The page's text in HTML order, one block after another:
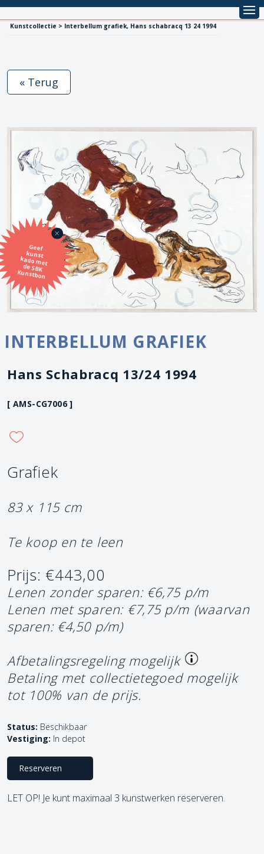
Kunstcollectie > Interbellum grafiek, Hans schabracq 13 24 1994
Geef
kunst
kado met
de SBK
Kunstbon
« Terug
INTERBELLUM GRAFIEK
Hans Schabracq 13/24 1994
[ AMS-CG7006 ]
Grafiek
83 x 115 cm
Te koop en te leen
Prijs: €443,00
Lenen zonder sparen: €6,75 p/m
Lenen met sparen: €7,75 p/m (waarvan
sparen: €4,50 p/m)
Afbetalingsregeling mogelijk
Betaling met collectietegoed mogelijk
tot 100% van de prijs.
Status: Beschikbaar
Vestiging: In depot
Reserveren
LET OP! Je kunt maximaal 3 kunstwerken reserveren.